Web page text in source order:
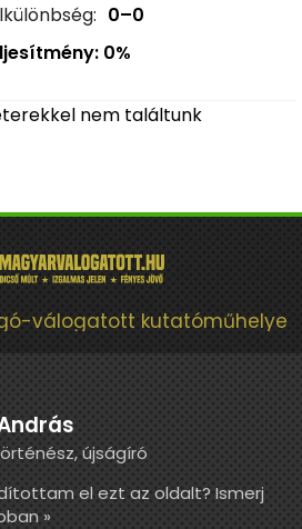
0–0
0%
nem találtunk
válogatott kutatóműhelye
újságíró
el ezt az oldalt? Ismerj
»